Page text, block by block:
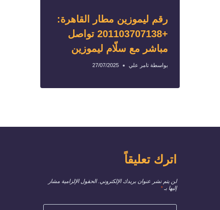
رقم ليموزين مطار القاهرة:
+201103707138 تواصل
مباشر مع سلّام ليموزين
بواسطة تامر علي 27/07/2025
اترك تعليقاً
لن يتم نشر عنوان بريدك الإلكتروني. الحقول الإلزامية مشار
إليها بـ*